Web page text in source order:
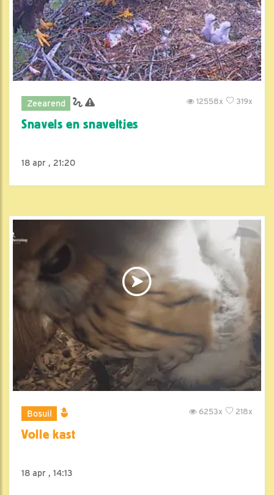
Zeearend 319x
12558x
Snavels en snaveltjes
18 apr , 21:20
Bosuil 218x
6253x
Volle kast
18 apr , 14:13